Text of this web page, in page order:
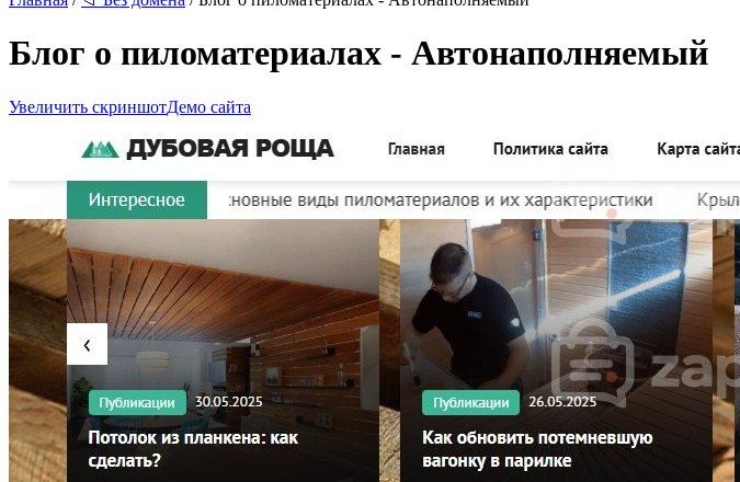
Блог о пиломатериалах - Автонаполняемый
Увеличить скриншотДемо сайта